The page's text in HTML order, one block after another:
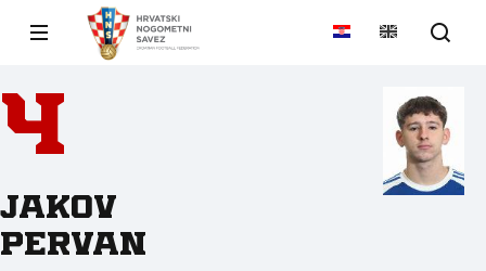
4
Jakov
Pervan